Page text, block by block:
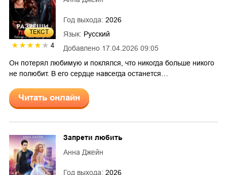
ТЕКСТ
4 Добавлено 17.04.2026 09:05
Год выхода: 2026
Язык: Русский
Он потерял любимую и поклялся, что никогда больше никого
не полюбит. В его сердце навсегда останется…
Читать онлайн
Запрети любить
Анна Джейн
Год выхода: 2026